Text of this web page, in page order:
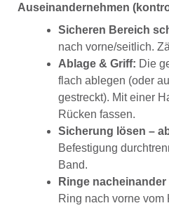
Auseinandernehmen
Sicheren Bereich
nach vorne/seitlich.
Ablage & Griff: Die
flach ablegen (oder
gestreckt). Mit einer
Rücken fassen.
Sicherung lösen –
Befestigung
Band.
Ringe
Ring nach vorne vom